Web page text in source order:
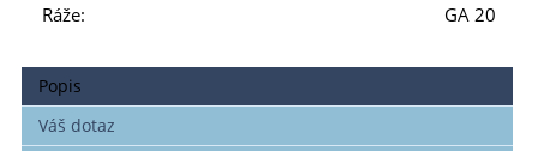
Ráže:
GA 20
Popis
Váš dotaz